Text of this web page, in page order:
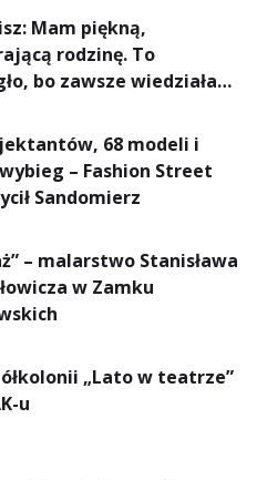
Mam piękną,
rodzinę. To
bo zawsze wiedziałam,
68 modeli i
– Fashion Street
Sandomierz
– malarstwo Stanisława
w Zamku
„Lato w teatrze”
u